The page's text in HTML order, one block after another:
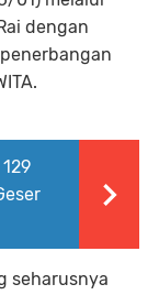
dengan
seharusnya